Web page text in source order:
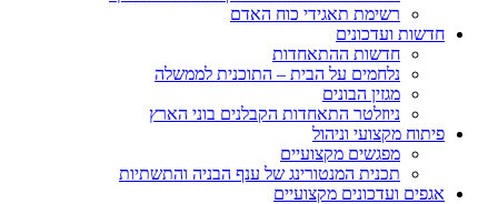
רשימת תאגידי כוח האדם
חדשות ועדכונים
חדשות ההתאחדות
נלחמים על הבית – התוכנית לממשלה
מגזין הבונים
ניוזלטר התאחדות הקבלנים בוני הארץ
פיתוח מקצועי וניהול
מפגשים מקצועיים
תכנית המנטורינג של ענף הבניה והתשתיות
אגפים ועדכונים מקצועיים